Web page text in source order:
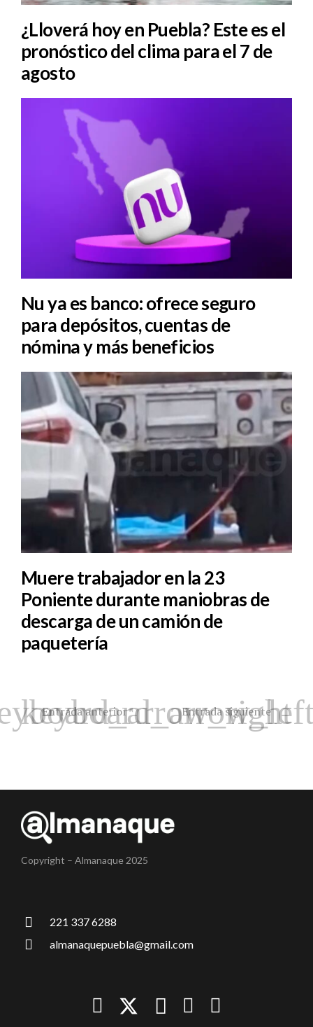
¿Lloverá hoy en Puebla? Este es el
pronóstico del clima para el 7 de
agosto
Nu ya es banco: ofrece seguro
para depósitos, cuentas de
nómina y más beneficios
Muere trabajador en la 23
Poniente durante maniobras de
descarga de un camión de
paquetería
Entrada anterior Entrada siguiente
Copyright – Almanaque 2025
221 337 6288
almanaquepuebla@gmail.com